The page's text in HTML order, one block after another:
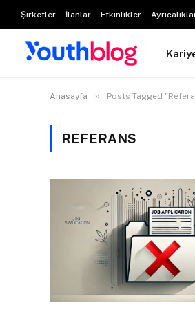
Şirketler İlanlar Etkinlikler
Anasayfa » Posts Tagged
REFERANS